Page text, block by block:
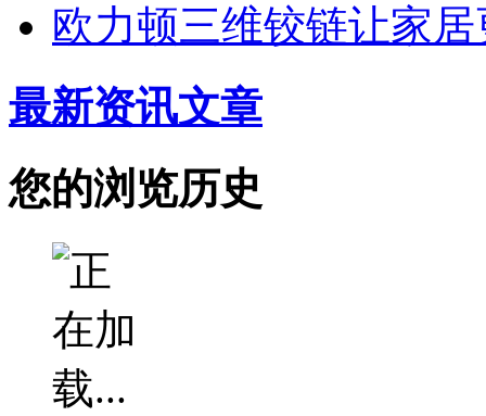
欧力顿三维铰链让家居
最新资讯文章
您的浏览历史